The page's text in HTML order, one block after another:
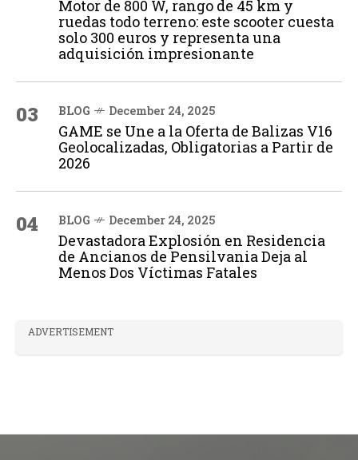
Motor de 800 W, rango de 45 km y
ruedas todo terreno: este scooter cuesta
solo 300 euros y representa una
adquisición impresionante
03 BLOG December 24, 2025
GAME se Une a la Oferta de Balizas V16
Geolocalizadas, Obligatorias a Partir de
2026
04 BLOG December 24, 2025
Devastadora Explosión en Residencia
de Ancianos de Pensilvania Deja al
Menos Dos Víctimas Fatales
ADVERTISEMENT